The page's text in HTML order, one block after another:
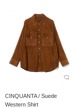
CINQUANTA / Suede
Western Shirt